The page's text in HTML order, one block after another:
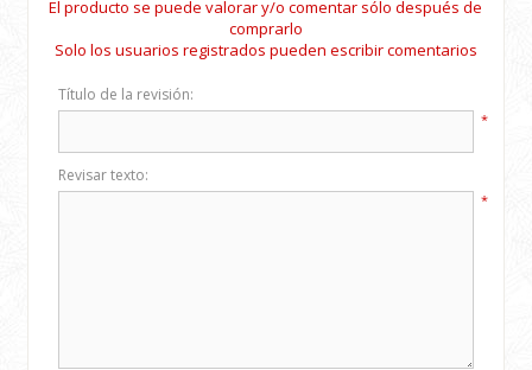
El producto se puede valorar y/o comentar sólo después de
comprarlo
Solo los usuarios registrados pueden escribir comentarios
Título de la revisión:
*
Revisar texto:
*